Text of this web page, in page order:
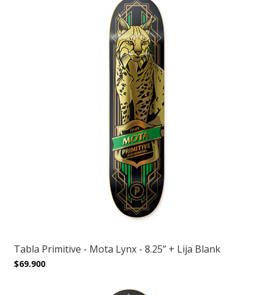
Tabla Primitive - Mota Lynx - 8.25” + Lija Blank
$69.900